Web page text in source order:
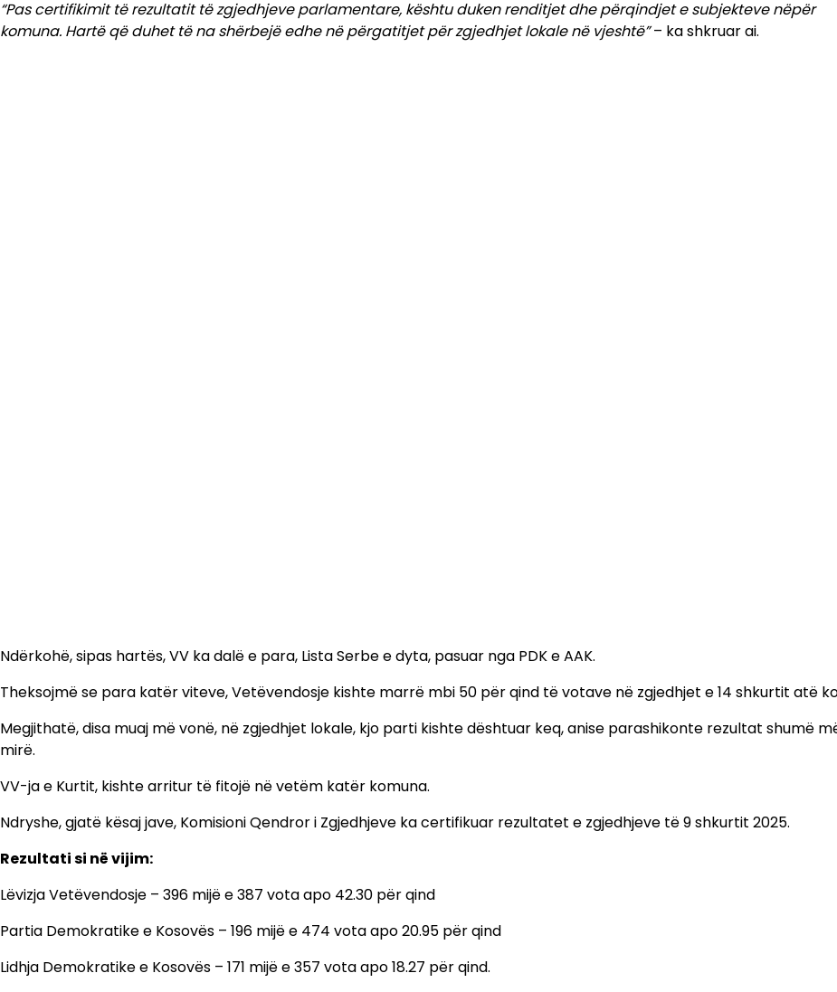
“Pas certifikimit të rezultatit të zgjedhjeve parlamentare, kështu duken renditjet dhe përqindjet e subjekteve nëpër
komuna. Hartë që duhet të na shërbejë edhe në përgatitjet për zgjedhjet lokale në vjeshtë”– ka shkruar ai.
Ndërkohë, sipas hartës, VV ka dalë e para, Lista Serbe e dyta, pasuar nga PDK e AAK.
Theksojmë se para katër viteve, Vetëvendosje kishte marrë mbi 50 për qind të votave në zgjedhjet e 14 shkurtit atë
Megjithatë, disa muaj më vonë, në zgjedhjet lokale, kjo parti kishte dështuar keq, anise parashikonte rezultat shumë
mirë.
VV-ja e Kurtit, kishte arritur të fitojë në vetëm katër komuna.
Ndryshe, gjatë kësaj jave, Komisioni Qendror i Zgjedhjeve ka certifikuar rezultatet e zgjedhjeve të 9 shkurtit 2025.
Rezultati si në vijim:
Lëvizja Vetëvendosje – 396 mijë e 387 vota apo 42.30 për qind
Partia Demokratike e Kosovës – 196 mijë e 474 vota apo 20.95 për qind
Lidhja Demokratike e Kosovës – 171 mijë e 357 vota apo 18.27 për qind.